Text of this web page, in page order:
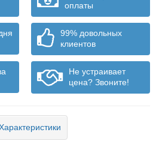
оплаты
99% довольных
клиентов
Не устраивает
цена? Звоните!